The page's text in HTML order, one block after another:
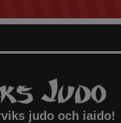
judo och iaido!